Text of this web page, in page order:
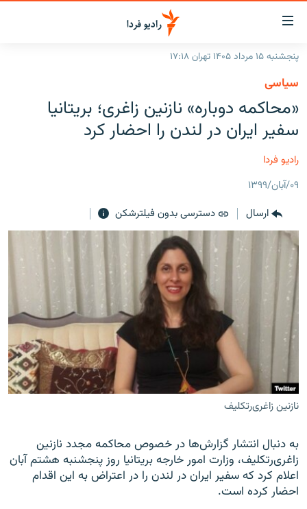
لینک‌های
قابلیت
دسترسی
بازگشت
منوی
اصلی
رفتن
به
صفحه
جهان
فرکانس‌ها
پادکست
چندرسانه‌ای
گزارش‌های تصویری
گزارش‌های ویدئویی
زنان فردا
English
به ما بپیوندید
زبان‌های دیگر
پنجشنبه ۱۵ مرداد ۱۴۰۵ تهران ۱۷:۱۸
سیاسی
«محاکمه دوباره» نازنین زاغری؛ بریتانیا
سفیر ایران در لندن را احضار کرد
رادیو فردا
۰۹/آبان/۱۳۹۹
ارسال
دسترسی بدون فیلترشکن
نازنین زاغری‌رتکلیف
به دنبال انتشار گزارش‌ها در خصوص محاکمه مجدد نازنین
زاغری‌رتکلیف، وزارت امور خارجه بریتانیا روز پنجشنبه هشتم آبان
اعلام کرد که سفیر ایران در لندن را در اعتراض به این اقدام
احضار کرده است.